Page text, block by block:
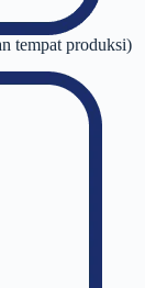
tempat produksi)